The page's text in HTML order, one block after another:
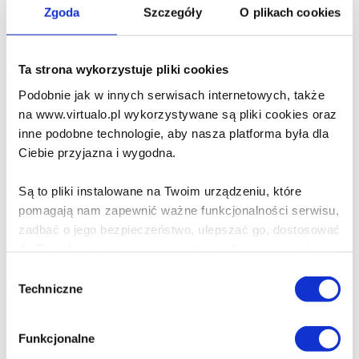
Zgoda Szczegóły O plikach cookies
Ta strona wykorzystuje pliki cookies
Podobnie jak w innych serwisach internetowych, także
na www.virtualo.pl wykorzystywane są pliki cookies oraz
inne podobne technologie, aby nasza platforma była dla
Ciebie przyjazna i wygodna.
Są to pliki instalowane na Twoim urządzeniu, które
pomagają nam zapewnić ważne funkcjonalności serwisu,
zadbać o jego bezpieczeństwo, ulepszać go, dostosować
Poza plikami, które są nam niezbędne do prawidłowego
i bezpiecznego działania serwisu - są także takie, które
wymagają Twojej zgody.
zgody
Techniczne
Funkcjonalne
Ostatnie objawienie
Do koszyka Na prezent
Ronald Reagan. Duchowa
49.90 zł
Na prezent